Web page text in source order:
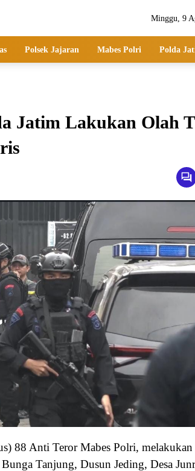
Minggu, 9
Polsek Jajaran Mabes Polri Polda
Jatim Lakukan Olah
88 Anti Teror Mabes Polri, melakukan
Tanjung, Dusun Jeding, Desa